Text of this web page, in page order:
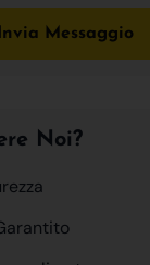
Invia Messaggio
Noi?